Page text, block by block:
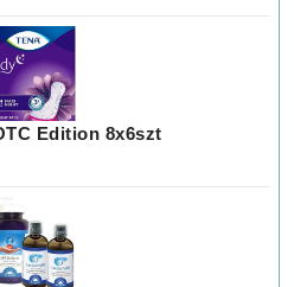
Edition 8x6szt